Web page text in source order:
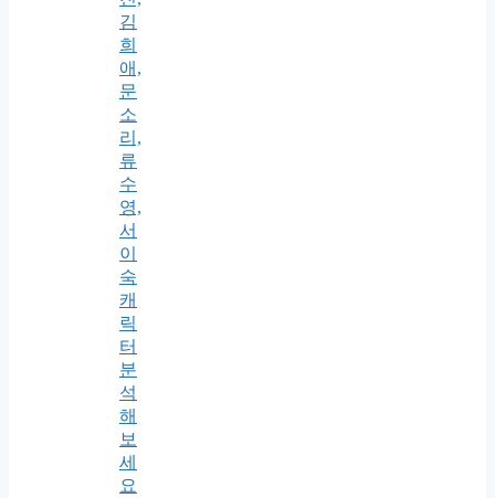
김
희
애,
문
소
리,
류
수
영,
서
이
숙
캐
릭
터
분
석
해
보
세
요